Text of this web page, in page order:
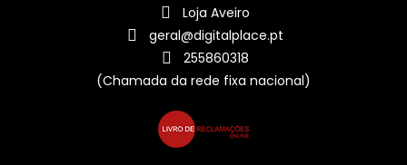
Loja Aveiro
geral@digitalplace.pt
255860318
(Chamada da rede fixa nacional)